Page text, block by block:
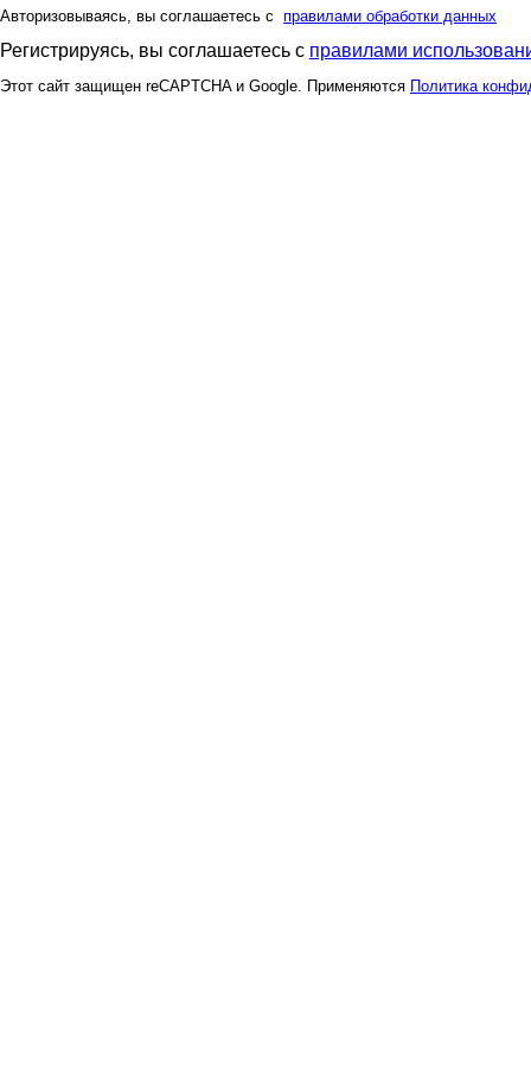
Авторизовываясь, вы соглашаетесь с правилами обработки данных
Регистрируясь, вы соглашаетесь с правилами
Этот сайт защищен reCAPTCHA и Google. Применяются Политика